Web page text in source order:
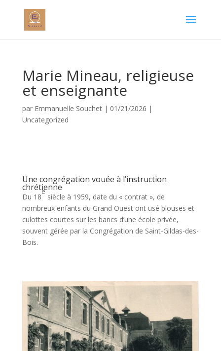
Marie Mineau, religieuse
et enseignante
par Emmanuelle Souchet| 01/21/2026 |
Uncategorized
Une congrégation vouée à l’instruction
chrétienne
Du 18
e
siècle à 1959, date du « contrat », de
nombreux enfants du Grand Ouest ont usé blouses et
culottes courtes sur les bancs d’une école privée,
souvent gérée par la Congrégation de Saint-Gildas-des-
Bois.